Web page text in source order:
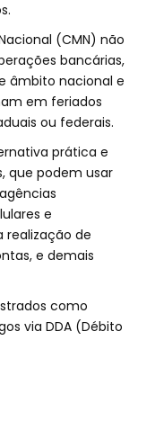
(CMN) não
bancárias,
âmbito nacional e
em feriados
ou federais.
prática e
que podem usar
e
realização de
e demais
como
via DDA (Débito